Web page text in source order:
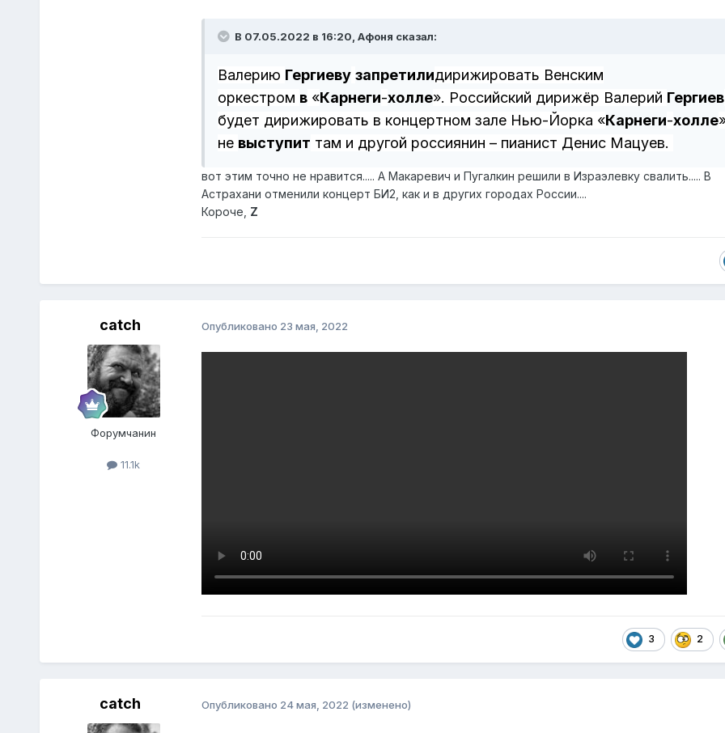
В 07.05.2022 в 16:20, Афоня сказал:
Валерию Гергиеву запретилидирижировать Венским
оркестром в «Карнеги-холле». Российский дирижёр Валерий Гергиев
будет дирижировать в концертном зале Нью-Йорка «Карнеги-холле
не выступит там и другой россиянин – пианист Денис Мацуев.
вот этим точно не нравится..... А Макаревич и Пугалкин решили в Израэлевку свалить..... В
Астрахани отменили концерт БИ2, как и в других городах России....
Короче, Z
catch
Форумчанин
11.1k
Опубликовано 23 мая, 2022
3 2
catch Опубликовано 24 мая, 2022 (изменено)